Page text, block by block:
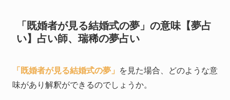
「既婚者が見る結婚式の夢」の意味【夢占
い】占い師、瑞稀の夢占い
「既婚者が見る結婚式の夢」
を見た場合、どのような意
味があり解釈ができるのでしょうか。